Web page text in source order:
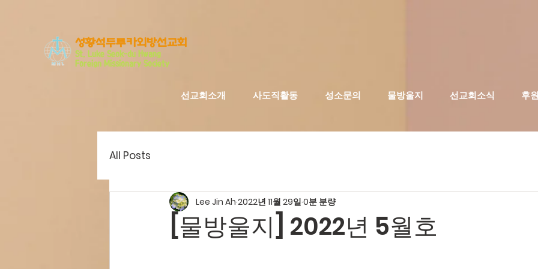
​성황석두루카외방선교회
St. Luke Seo k-du Hwang
Foreign Missionary Society
선교회소개 사도직활동 성소문의 물방울지 선교회소식 후
All Posts
[물방울지] 2022년 5월호
Lee Jin Ah 2022년 11월 29일 0분 분량